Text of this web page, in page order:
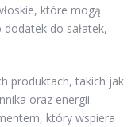
które mogą
do sałatek,
produktach, takich jak
oraz energii.
który wspiera